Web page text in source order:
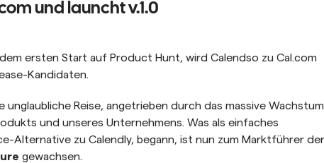
und launcht v.1.0
ersten Start auf Product Hunt, wird Calendso zu Cal.com
Kandidaten.
unglaubliche Reise, angetrieben durch das massive Wachstum
und unseres Unternehmens. Was als einfaches
gewachsen.